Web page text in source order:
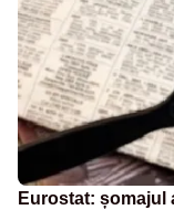
Eurostat: șomajul